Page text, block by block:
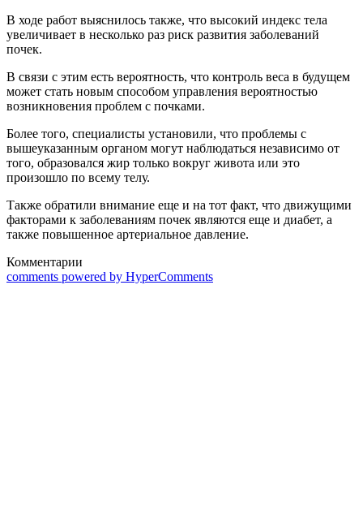
В ходе работ выяснилось также, что высокий индекс тела
увеличивает в несколько раз риск развития заболеваний
почек.
В связи с этим есть вероятность, что контроль веса в будущем
может стать новым способом управления вероятностью
возникновения проблем с почками.
Более того, специалисты установили, что проблемы с
вышеуказанным органом могут наблюдаться независимо от
того, образовался жир только вокруг живота или это
произошло по всему телу.
Также обратили внимание еще и на тот факт, что движущими
факторами к заболеваниям почек являются еще и диабет, а
также повышенное артериальное давление.
Комментарии
comments powered by HyperComments